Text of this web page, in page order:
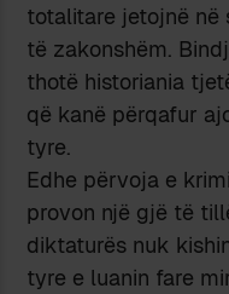
totalitare jetojnë në
të zakonshëm.
thotë historiania
që kanë përqafur
tyre.
Edhe përvoja e
provon një gjë të
diktaturës nuk
tyre e luanin fare